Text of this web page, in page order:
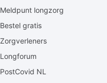
Meldpunt longzorg
Bestel gratis
Zorgverleners
Longforum
PostCovid NL